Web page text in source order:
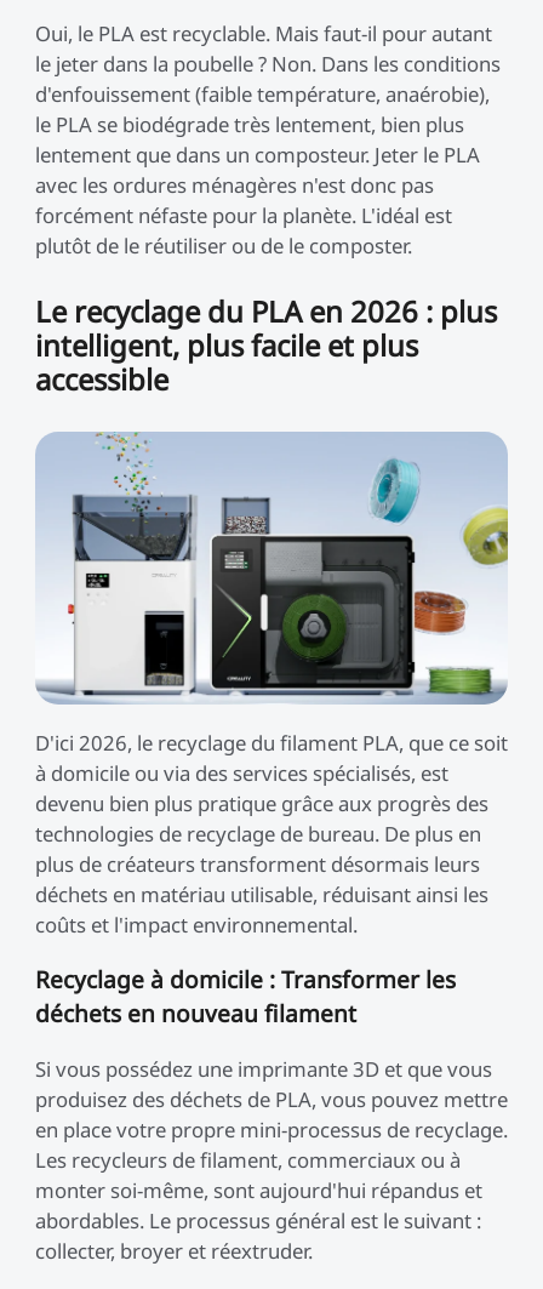
Oui, le PLA est recyclable. Mais faut-il pour autant
le jeter dans la poubelle ? Non. Dans les conditions
d'enfouissement (faible température, anaérobie),
le PLA se biodégrade très lentement, bien plus
lentement que dans un composteur. Jeter le PLA
avec les ordures ménagères n'est donc pas
forcément néfaste pour la planète. L'idéal est
plutôt de le réutiliser ou de le composter.
Le recyclage du PLA en 2026 : plus
intelligent, plus facile et plus
accessible
D'ici 2026, le recyclage du filament PLA, que ce soit
à domicile ou via des services spécialisés, est
devenu bien plus pratique grâce aux progrès des
technologies de recyclage de bureau. De plus en
plus de créateurs transforment désormais leurs
déchets en matériau utilisable, réduisant ainsi les
coûts et l'impact environnemental.
Recyclage à domicile : Transformer les
déchets en nouveau filament
Si vous possédez une imprimante 3D et que vous
produisez des déchets de PLA, vous pouvez mettre
en place votre propre mini-processus de recyclage.
Les recycleurs de filament, commerciaux ou à
monter soi-même, sont aujourd'hui répandus et
abordables. Le processus général est le suivant :
collecter, broyer et réextruder.